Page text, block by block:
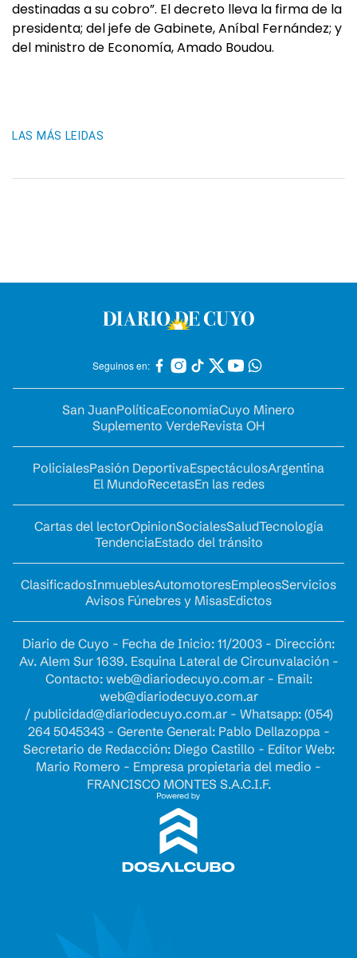
destinadas a su cobro”. El decreto lleva la firma de la
presidenta; del jefe de Gabinete, Aníbal Fernández; y
del ministro de Economía, Amado Boudou.
LAS MÁS LEIDAS
Seguinos en:
San JuanPolíticaEconomíaCuyo Minero
Suplemento VerdeRevista OH
PolicialesPasión DeportivaEspectáculosArgentina
El MundoRecetasEn las redes
Cartas del lectorOpinionSocialesSaludTecnología
TendenciaEstado del tránsito
ClasificadosInmueblesAutomotoresEmpleosServicios
Avisos Fúnebres y MisasEdictos
Diario de Cuyo - Fecha de Inicio: 11/2003 - Dirección:
Av. Alem Sur 1639. Esquina Lateral de Circunvalación -
Contacto: web@diariodecuyo.com.ar- Email:
web@diariodecuyo.com.ar
/ publicidad@diariodecuyo.com.ar- Whatsapp: (054)
264 5045343 - Gerente General: Pablo Dellazoppa -
Secretario de Redacción: Diego Castillo - Editor Web:
Mario Romero - Empresa propietaria del medio -
FRANCISCO MONTES S.A.C.I.F.